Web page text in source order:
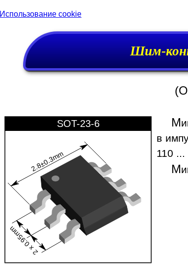
Использование cookie
Шим-
(О
2.8±0.3mm
2 x 0.95mm
SOT-23-6 М
в
110
М